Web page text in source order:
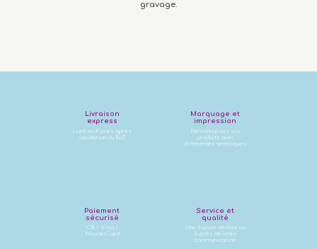
gravage.
Livraison
express
Livré en 8 jours après
validation du BàT
Marquage et
impression
Personnalisez vos
produits avec
différentes techniques
Paiement
sécurisé
CB / Visa /
MasterCard
Service et
qualité
Une équipe dédiée au
succès de votre
communication